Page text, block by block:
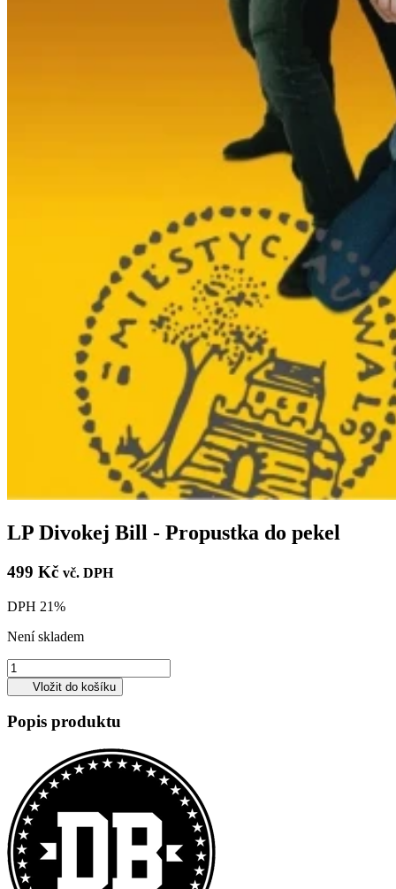
LP Divokej Bill - Propustka do pekel
499 Kč vč. DPH
DPH 21%
Není skladem
Vložit do košíku
Popis produktu